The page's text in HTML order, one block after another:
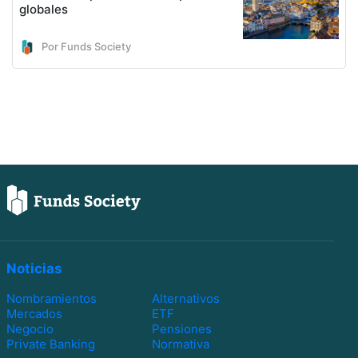
globales
Por Funds Society
Noticias
Nombramientos
Alternativos
Mercados
ETF
Negocio
Pensiones
Private Banking
Normativa